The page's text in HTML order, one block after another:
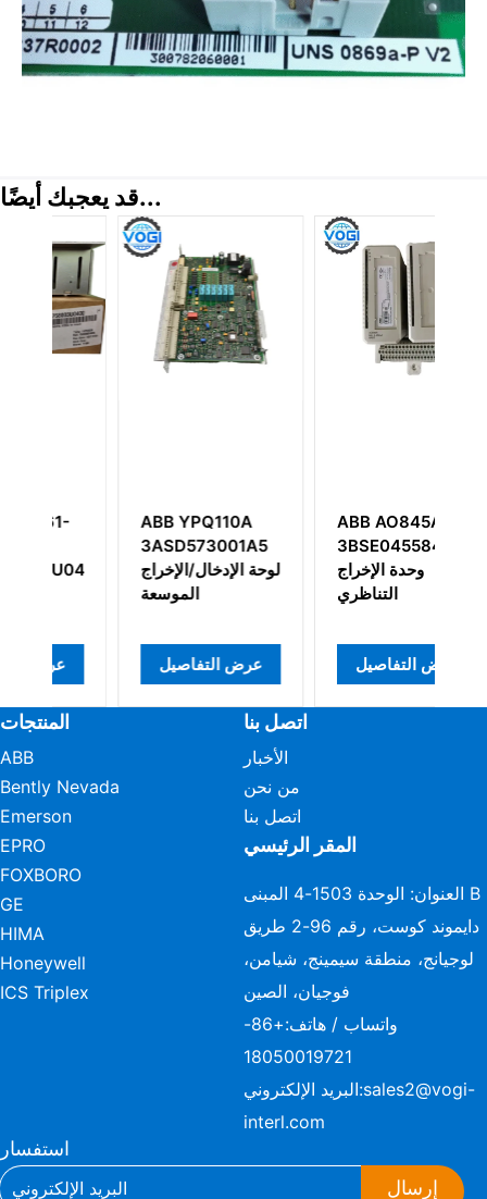
قد يعجبك أيضًا...
لوحة
ABB AO845A
3BSE045584R1
وحدة الإخراج
التناظري
عرض التفاصيل
ABB SPFEC12
وحدة الإدخال
التناظري للطاقة
عرض التفاصيل
المنتجات
ABB
Bently Nevada
Emerson
EPRO
FOXBORO
GE
HIMA
Honeywell
ICS Triplex
اتصل بنا
الأخبار
من نحن
اتصل بنا
المقر الرئيسي
العنوان: الوحدة 1503-4 المبنى B
دايموند كوست، رقم 96-2 طريق
لوجيانج، منطقة سيمينج، شيامن،
فوجيان، الصين
واتساب / هاتف:
+86-
18050019721
البريد الإلكتروني:sales2@vogi-
interl.com
استفسار
إرسال